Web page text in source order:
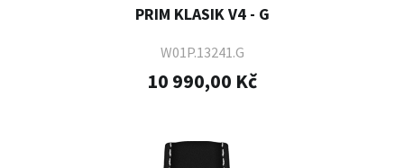
PRIM KLASIK V4 - G
W01P.13241.G
10 990,00 Kč